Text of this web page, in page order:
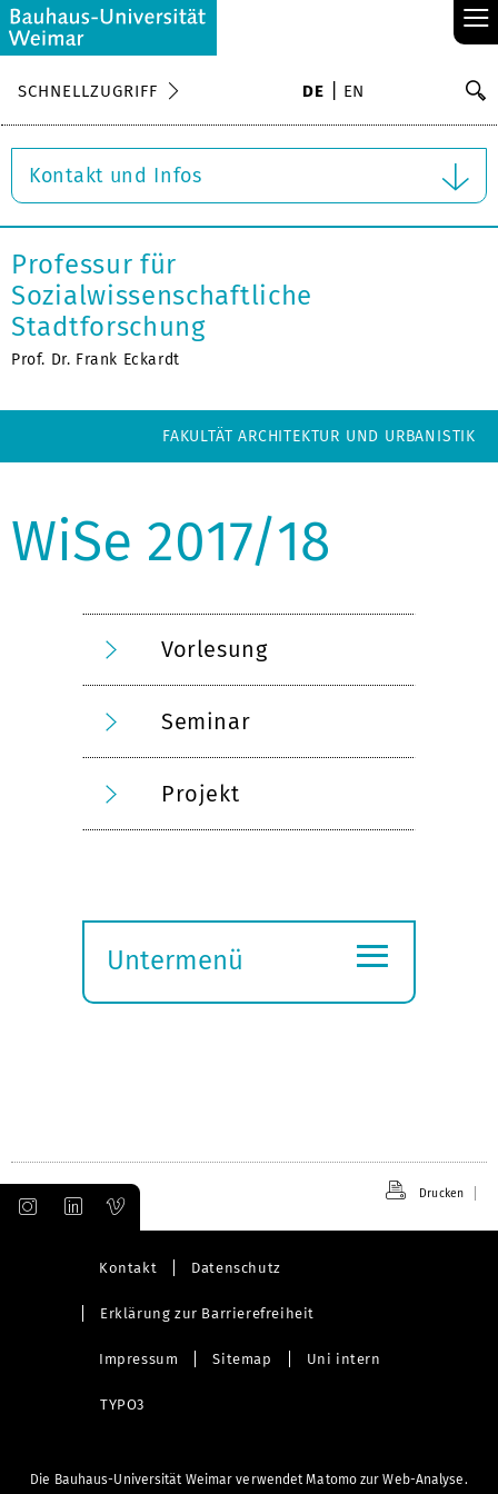
≡
SCHNELLZUGRIFF DE EN
Kontakt und Infos
Professur für
Sozialwissenschaftliche
Stadtforschung
Prof. Dr. Frank Eckardt
FAKULTÄT ARCHITEKTUR UND URBANISTIK
WiSe 2017/18
Vorlesung
Seminar
Projekt
Untermenü
≡
Drucken
Kontakt Datenschutz
Erklärung zur Barrierefreiheit
Impressum Sitemap Uni intern
TYPO3
Die Bauhaus-Universität Weimar verwendet Matomo zur Web-Analyse.